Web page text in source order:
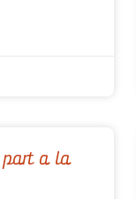
part a la